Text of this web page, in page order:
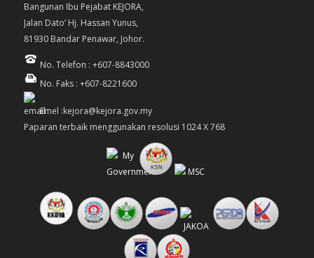
Bangunan Ibu Pejabat KEJORA,
Jalan Dato’ Hj. Hassan Yunus,
81930 Bandar Penawar, Johor.
No. Telefon : +607-8843000
No. Faks : +607-8221600
Emel :kejora@kejora.gov.my
Paparan terbaik menggunakan resolusi 1024 X 768